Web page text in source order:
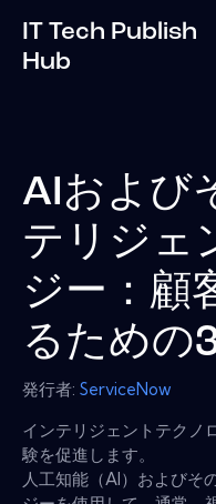
IT Tech Publish
Hub
AIおよび
テリジェ
ジー：顧
るための
発行者: ServiceNow
インテリジェントテクノ
験を促進します。
人工知能（AI）およびそ